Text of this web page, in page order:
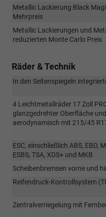
Metallic Lackierung Black
Mehrpreis
Metallic Lackierungen und
reduzierten Monte Carlo Preis
Räder & Technik
In den Seitenspiegeln
4 Leichtmetallräder 17 Zoll
glanzgedrehter Oberfläche
aerodynamisch mit 215/45
ESC, einschließlich ABS, EBD,
ESBS, TSA, XDS+ und MKB
Scheibenbremsen vorne und
Reifendruck-Kontrollsystem
Zentralverriegelung mit